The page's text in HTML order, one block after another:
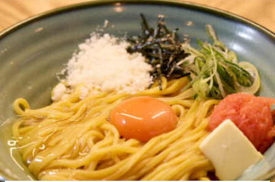
니다. 그리고, 국물은 진간장을 베이스로 가다랑어와 다시마에서
추출한 육수를 합친, 진하고 감칠맛이 강한 맛입니다. 에도마에 소
바의 본격적인 맛을, 시부야역 직결의 와 모던 공간에서 즐길 수 있
는 곳이 『테우치 소바 타케노우치（Teuchisoba-Takenouchi）』
입니다. 재료부터 제조법까지 철저히 신경을 쓰는 『테우치 소바
타케노우치（Teuchisoba-Takenouchi）』에서는, 시부야의 소란
을 느끼지 못할 차분한 공간에서, 멋진 에도마에 소바 체험을 할 수
있습니다. 에도마에 소바를 만드는 모습을 가게 안에서 보면서 식
사를 가게에서 사용하는 소바의 열매는, 홋카이도나 후쿠이 등 시
기마다 산지를 바꾸어, 그 타이밍에 가장 고품질인 것을 엄선하고
있습니다….